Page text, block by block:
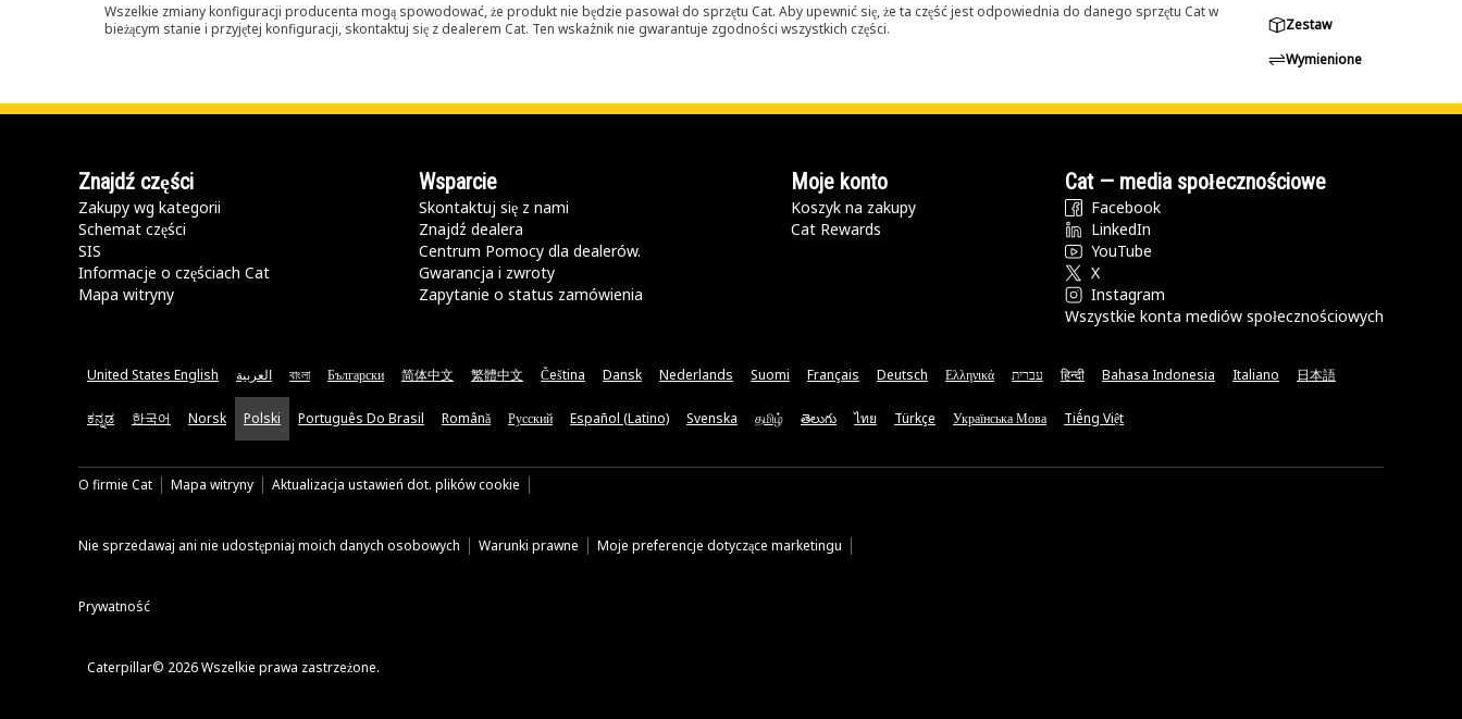
Wszelkie zmiany konfiguracji producenta mogą spowodować, że produkt nie będzie pasował do sprzętu Cat. Aby upewnić się, że ta część jest odpowiednia do danego sprzętu Cat w
bieżącym stanie i przyjętej konfiguracji, skontaktuj się z dealerem Cat. Ten wskaźnik nie gwarantuje zgodności wszystkich części.
Zestaw
Wymienione
Znajdź części
Zakupy wg kategorii
Schemat części
SIS
Informacje o częściach Cat
Mapa witryny
Wsparcie
Skontaktuj się z nami
Znajdź dealera
Centrum Pomocy dla dealerów.
Gwarancja i zwroty
Zapytanie o status zamówienia
Moje konto
Koszyk na zakupy
Cat Rewards
Cat — media społecznościowe
Facebook
LinkedIn
YouTube
X
Instagram
Wszystkie konta mediów społecznościowych
United States English العربية বাংলা Български 简体中文 繁體中文 Čeština Dansk Nederlands Suomi Français Deutsch Ελληνικά עברית हिन्दी Bahasa Indonesia Italiano 日本語
ಕನ್ನಡ 한국어 Norsk Polski Português Do Brasil Română Русский Español (Latino) Svenska தமிழ் తెలుగు ไทย Türkçe Українська Мова Tiếng Việt
O firmie Cat Mapa witryny Aktualizacja ustawień dot. plików cookie
Nie sprzedawaj ani nie udostępniaj moich danych osobowych Warunki prawne Moje preferencje dotyczące marketingu
Prywatność
Caterpillar© 2026 Wszelkie prawa zastrzeżone.